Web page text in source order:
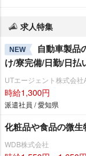
求人特集
NEW
自動車製品
け/寮完備/日勤/日払
UTエージェント株式会社
時給1,300円
派遣社員 / 愛知県
化粧品や食品の微
WDB株式会社